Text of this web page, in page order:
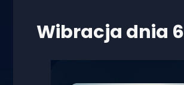
Wibracja dnia 6